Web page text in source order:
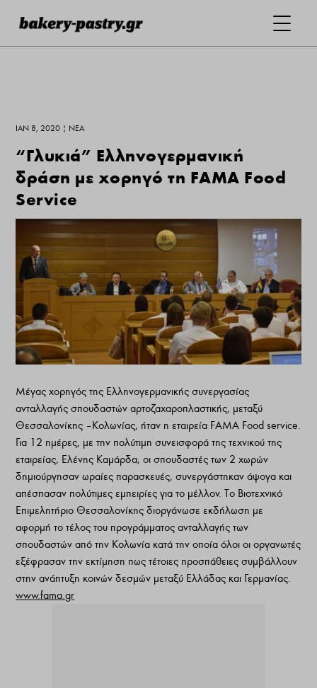
ΙΑΝ 8, 2020 | ΝΕΑ
“Γλυκιά” Ελληνογερμανική
δράση με χορηγό τη FAMA Food
Service
Μέγας χορηγός της Ελληνογερμανικής συνεργασίας
ανταλλαγής σπουδαστών αρτοζαχαροπλαστικής, μεταξύ
Θεσσαλονίκης – Κολωνίας, ήταν η εταιρεία FAMA Food service.
Για 12 ημέρες, με την πολύτιμη συνεισφορά της τεχνικού της
εταιρείας, Ελένης Καμάρδα, οι σπουδαστές των 2 χωρών
δημιούργησαν ωραίες παρασκευές, συνεργάστηκαν άψογα και
απέσπασαν πολύτιμες εμπειρίες για το μέλλον. Το Βιοτεχνικό
Επιμελητήριο Θεσσαλονίκης διοργάνωσε εκδήλωση με
αφορμή το τέλος του προγράμματος ανταλλαγής των
σπουδαστών από την Κολωνία κατά την οποία όλοι οι οργανωτές
εξέφρασαν την εκτίμηση πως τέτοιες προσπάθειες συμβάλλουν
στην ανάπτυξη κοινών δεσμών μεταξύ Ελλάδας και Γερμανίας.
www.fama.gr